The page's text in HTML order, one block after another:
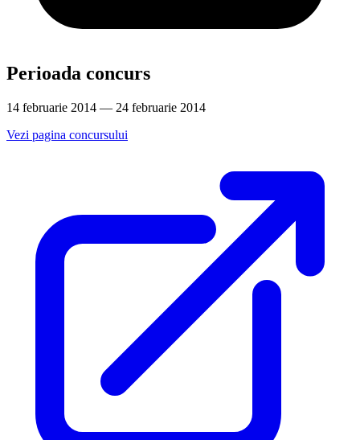
Perioada concurs
14 februarie 2014 — 24 februarie 2014
Vezi pagina concursului